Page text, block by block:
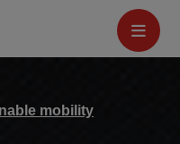
mobility